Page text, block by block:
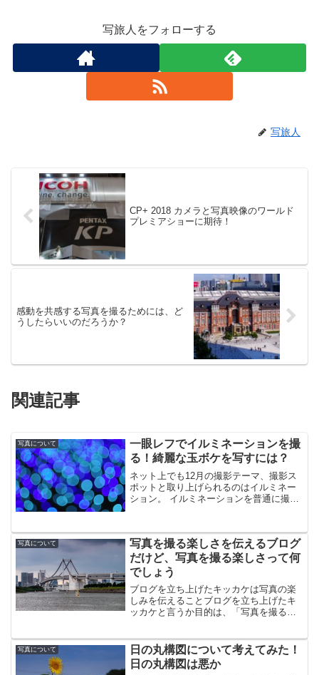
写旅人をフォローする
写旅人
CP+ 2018 カメラと写真映像のワールド
プレミアショーに期待！
感動を共感する写真を撮るためには、ど
うしたらいいのだろうか？
関連記事
写真について
一眼レフでイルミネーションを撮
る！綺麗な玉ボケを写すには？
ネット上でも12月の撮影テーマ、撮影ス
ポットと取り上げられるのはイルミネー
ション。 イルミネーションを普通に撮っ
の注意点なるべく明るいレンズを選択す
る冬は夏に比べてイベ...
写真について
写真を撮る楽しさを伝えるブログ
だけど、写真を撮る楽しさって何
でしょう
ブログを立ち上げたキッカケは写真の楽
しみを伝えることブログを立ち上げたキ
ッカケと言うか目的は、「写真を撮るテ
元々、テクニックはブログで公開するほ
ど持ち合わせていないし、...
写真について
日の丸構図について考えてみた！
日の丸構図は悪か